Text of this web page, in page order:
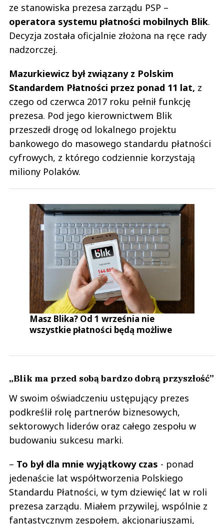
ze stanowiska prezesa zarządu PSP –
operatora systemu płatności mobilnych Blik.
Decyzja została oficjalnie złożona na ręce rady
nadzorczej.
Mazurkiewicz był związany z Polskim
Standardem Płatności przez ponad 11 lat, z
czego od czerwca 2017 roku pełnił funkcję
prezesa. Pod jego kierownictwem Blik
przeszedł drogę od lokalnego projektu
bankowego do masowego standardu płatności
cyfrowych, z którego codziennie korzystają
miliony Polaków.
Masz Blika? Od 1 września nie
wszystkie płatności będą możliwe
„Blik ma przed sobą bardzo dobrą przyszłość”
W swoim oświadczeniu ustępujący prezes
podkreślił rolę partnerów biznesowych,
sektorowych liderów oraz całego zespołu w
budowaniu sukcesu marki.
– To był dla mnie wyjątkowy czas - ponad
jedenaście lat współtworzenia Polskiego
Standardu Płatności, w tym dziewięć lat w roli
prezesa zarządu. Miałem przywilej, wspólnie z
fantastycznym zespołem, akcjonariuszami,